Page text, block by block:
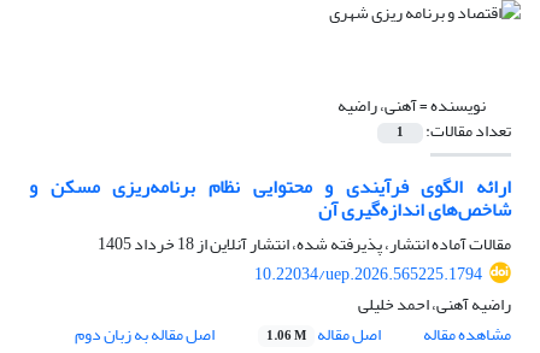
نویسنده =آهنی، راضیه
تعداد مقالات: 1
ارائه الگوی فرآیندی و محتوایی نظام برنامه‌ریزی مسکن و
شاخص‌های اندازه‌گیری آن
مقالات آماده انتشار، پذیرفته شده، انتشار آنلاین از18 خرداد 1405
10.22034/uep.2026.565225.1794
راضیه آهنی، احمد خلیلی
مشاهده مقاله
اصل مقاله 1.06 M اصل مقاله به زبان دوم